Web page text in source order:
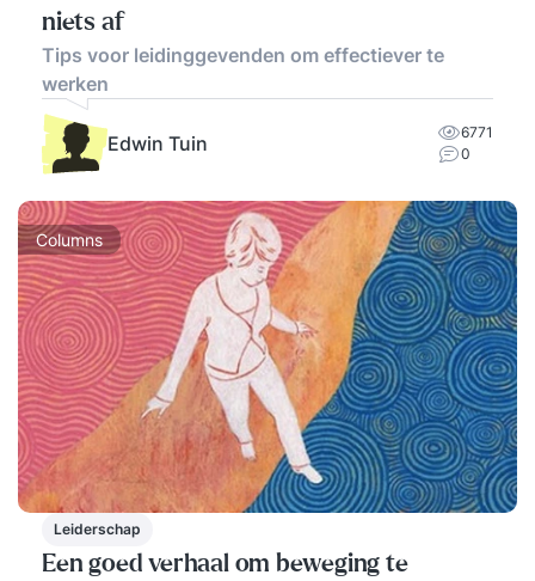
niets af
Tips voor leidinggevenden om effectiever te
werken
Edwin Tuin
6771
0
Columns
Leiderschap
Een goed verhaal om beweging te